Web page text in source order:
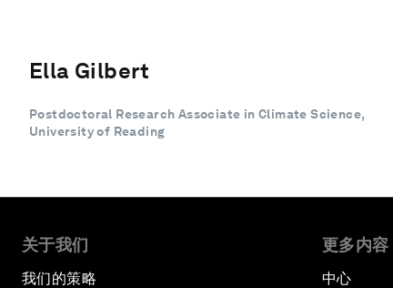
Ella Gilbert
Postdoctoral Research Associate in Climate Science,
University of Reading
关于我们
我们的策略
更多内容
中心